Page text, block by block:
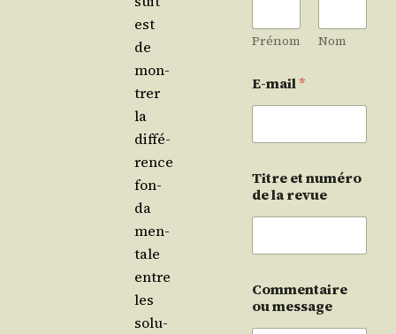
est
de
mon­
trer
la
dif­fé­
rence
fon­
da­
men­
tale
entre
les
solu­
Prénom Nom
E-mail*
Titre et numéro
de la revue
Commentaire
ou message